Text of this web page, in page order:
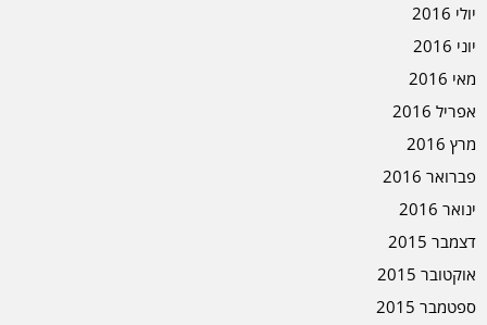
יולי 2016
יוני 2016
מאי 2016
אפריל 2016
מרץ 2016
פברואר 2016
ינואר 2016
דצמבר 2015
אוקטובר 2015
ספטמבר 2015